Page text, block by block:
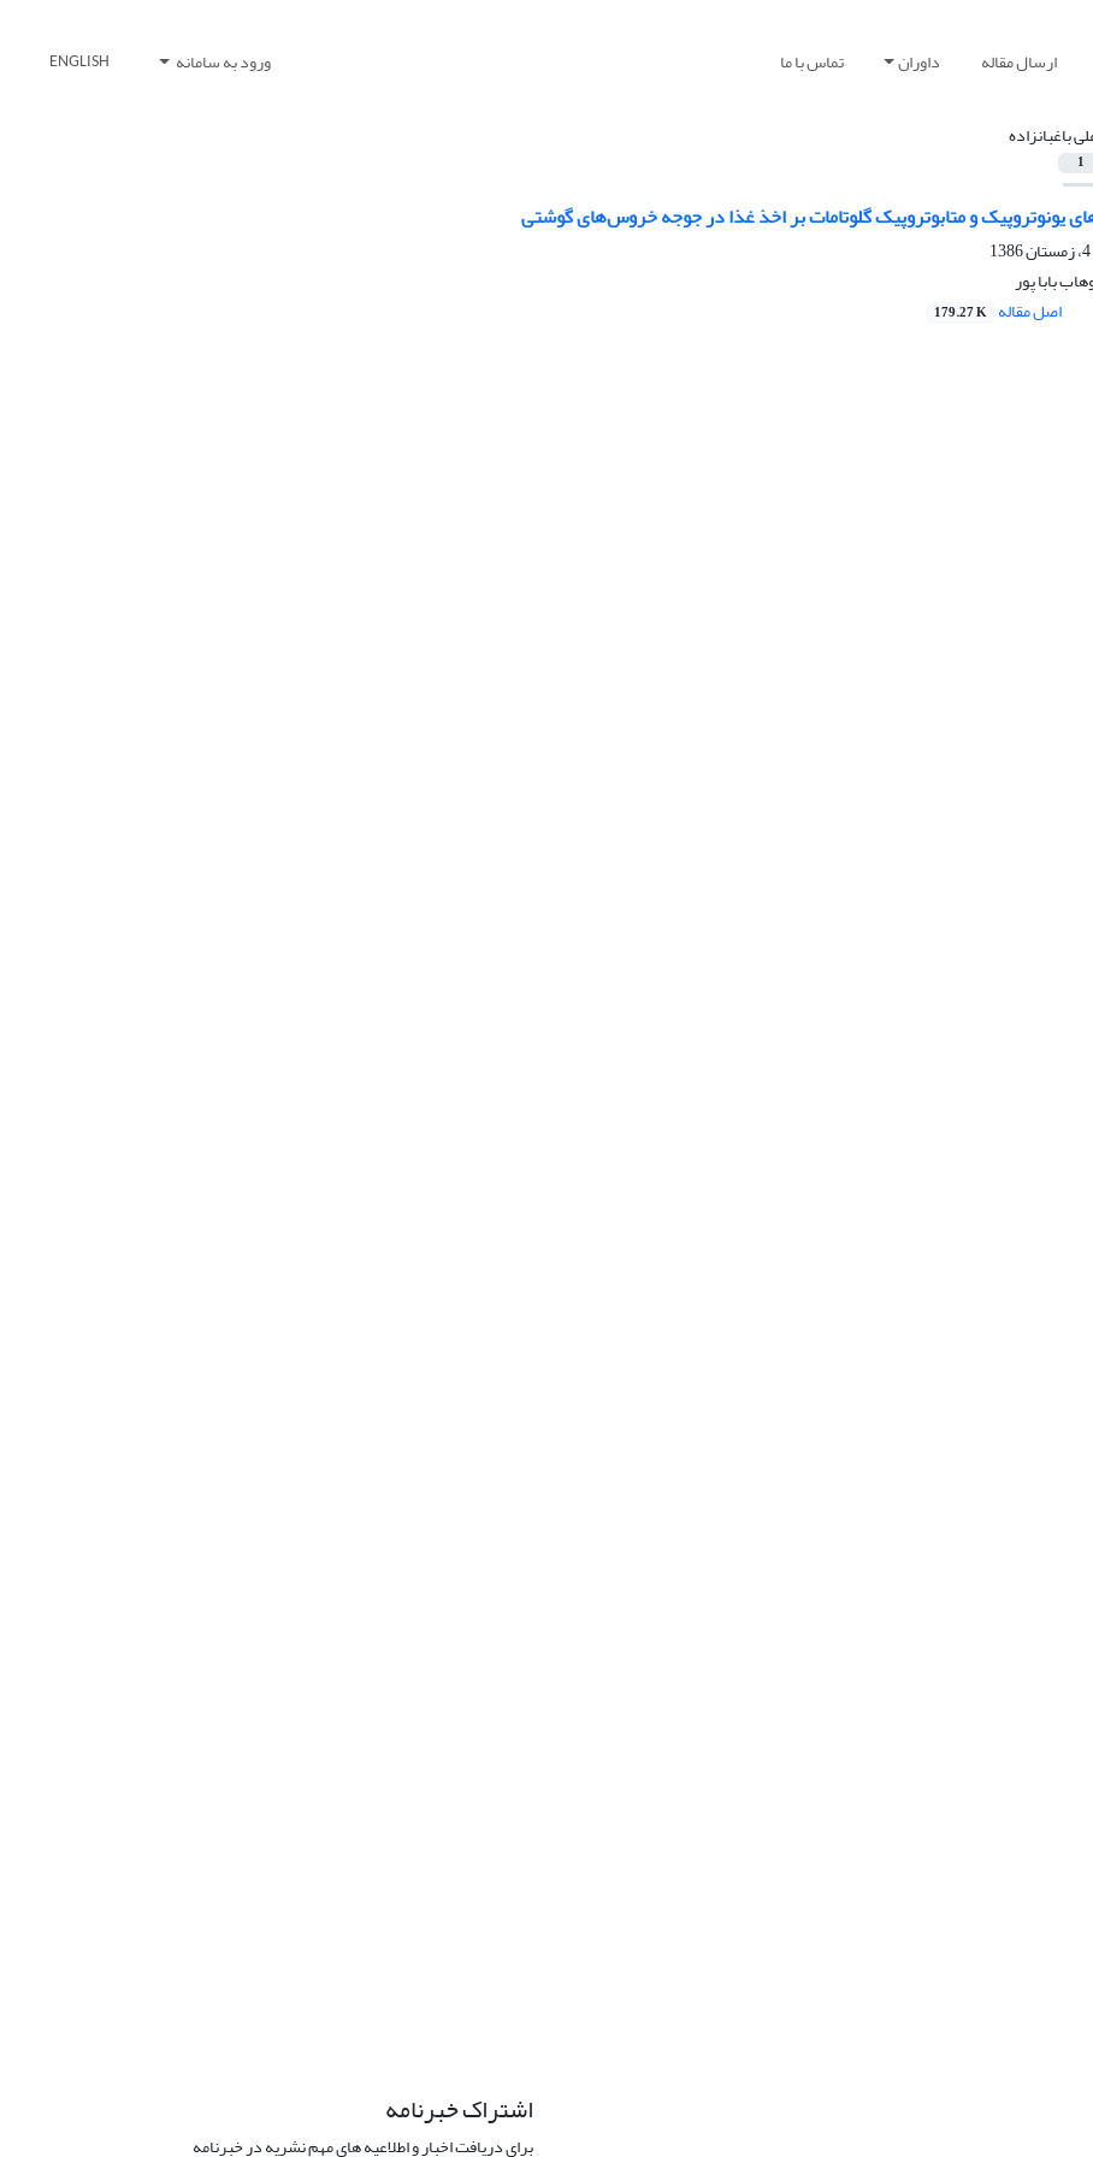
ارسال مقاله داوران تماس با ما ورود به سامانه ENGLISH
باغبانزاده
1
یونوتروپیک و متابوتروپیک گلوتامات بر اخذ غذا در جوجه خروس‌های گوشتی
بابا پور
اصل مقاله 179.27 K
اشتراک خبرنامه
برای دریافت اخبار و اطلاعیه های مهم نشریه در خبرنامه